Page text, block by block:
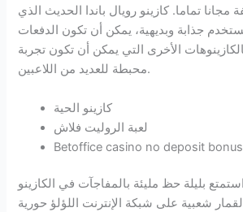
مجانا تماما. كازينو رويال باندا الحديث الذي
جذابة وبديهية، يمكن أن تكون الدفعات
الأخرى التي يمكن أن تكون تجربة
محبطة للعديد من اللاعبين.
كازينو الحية
لعبة الروليت فلاش
Betoffice casino no deposit
استمتع بليلة حظ مليئة بالمفاجآت في الكازينو
شعبية على شبكة الإنترنت اللؤلؤ حورية